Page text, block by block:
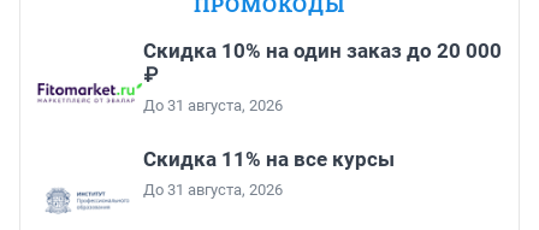
Скидка 10% на один заказ до 20 000
₽
До 31 августа, 2026
Скидка 11% на все курсы
До 31 августа, 2026